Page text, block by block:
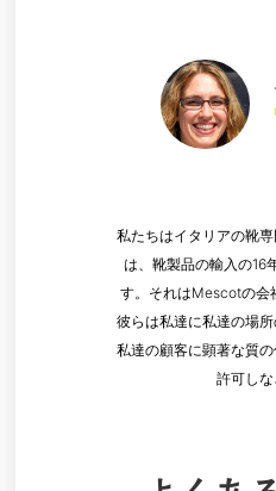
私たちはイタリアの靴
は、靴製品の輸入の16
す。それはMescotの会
彼らは私達に私達の場所
私達の顧客に顕著な質
許可しな